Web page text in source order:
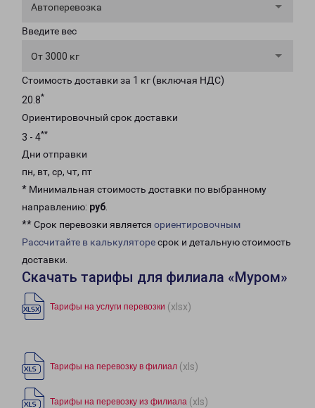
Автоперевозка
Введите вес
От 3000 кг
Стоимость доставки за 1 кг (включая НДС)
20.8*
Ориентировочный срок доставки
3 - 4**
Дни отправки
пн, вт, ср, чт, пт
* Минимальная стоимость доставки по выбранному
направлению: руб.
** Срок перевозки является ориентировочным
Рассчитайте в калькуляторесрок и детальную стоимость
доставки.
Скачать тарифы для филиала «Муром»
Тарифы на услуги перевозки (xlsx)
Тарифы на перевозку в филиал (xls)
Тарифы на перевозку из филиала (xls)